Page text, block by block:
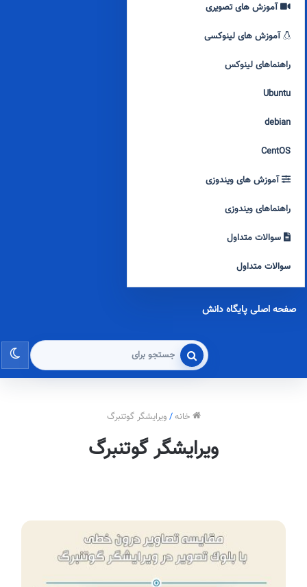
آموزش های تصویری
آموزش های لینوکسی
راهنماهای لینوکس
Ubuntu
debian
CentOS
آموزش های ویندوزی
راهنماهای ویندوزی
سوالات متداول
سوالات متداول
صفحه اصلی پایگاه دانش
جستجو
برای
خانه/ ویرایشگر گوتنبرگ
ویرایشگر گوتنبرگ